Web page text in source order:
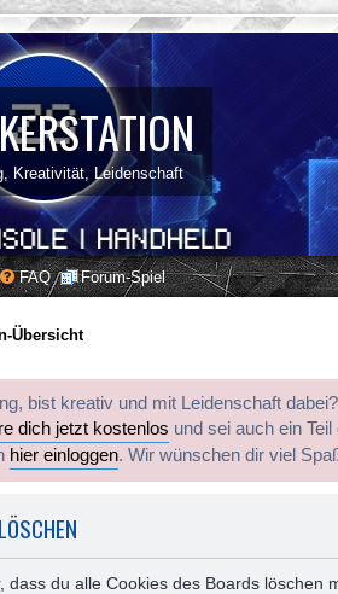
Kreativität, Leidenschaft
FAQ Forum-Spiel
Übersicht
bist kreativ und mit Leidenschaft
dich jetzt kostenlos und sei auch ein
hier einloggen. Wir wünschen dir viel
dass du alle Cookies des Boards löschen